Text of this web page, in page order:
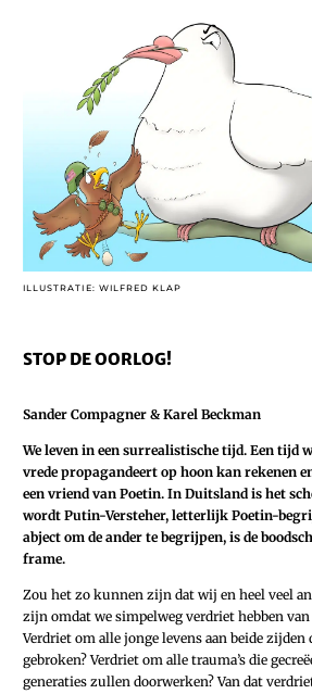
ILLUSTRATIE: WILFRED KLAP
STOP DE OORLOG!
Sander Compagner & Karel Beckman
We leven in een surrealistische tijd. Een tijd
vrede propagandeert op hoon kan rekenen
een vriend van Poetin. In Duitsland is het
wordt Putin-­Versteher, ­letterlijk Poetin-
abject om de ander te begrijpen, is de
frame.
Zou het zo kunnen zijn dat wij en heel veel
zijn omdat we simpelweg verdriet hebben
Verdriet om alle jonge levens aan beide
gebroken? Verdriet om alle trauma’s die
generaties zullen doorwerken? Van dat